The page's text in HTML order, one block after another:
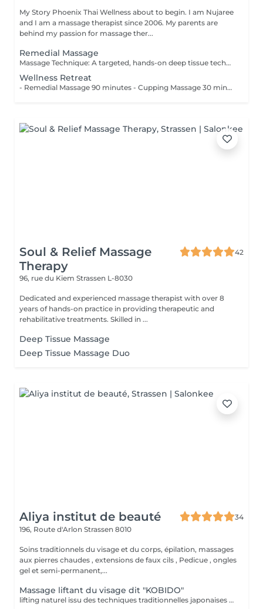
My Story Phoenix Thai Wellness about to begin. I am Nujaree
and I am a massage therapist since 2006. My parents are
behind my passion for massage ther...
Remedial Massage
Massage Technique: A targeted, hands-on deep tissue technique designed to ease muscle tightness and soothe everyday physical tension. Recommended for those spending long hours at a desk, this approach aims to gently stretch the fascia, melt away muscle stiffness, and use comforting relaxation techniques to calm the nervous system and restore physical harmony.
Wellness Retreat
- Remedial Massage 90 minutes - Cupping Massage 30 minutes
Soul & Relief Massage
Therapy
42
96, rue du Kiem Strassen L-8030
Dedicated and experienced massage therapist with over 8
years of hands-on practice in providing therapeutic and
rehabilitative treatments. Skilled in ...
Deep Tissue Massage
Deep Tissue Massage Duo
Aliya institut de beauté
34
196, Route d'Arlon Strassen 8010
Soins traditionnels du visage et du corps, épilation, massages
aux pierres chaudes , extensions de faux cils , Pedicue , ongles
gel et semi-permanent,...
Massage liftant du visage dit "KOBIDO"
lifting naturel issu des techniques traditionnelles japonaises -massage profond des muscles du visage, drainage lymphatique, acupression. Effets: -Raffermie § tonifie -Améliore la circulation sanguine -Donne l'éclat à la peau A faire seul, en cure ou en supplément dans un soin visage